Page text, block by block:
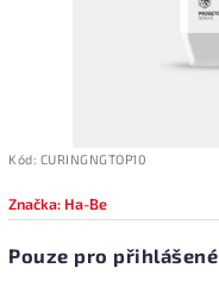
Kód: CURINGNGTOP10
Značka: Ha-Be
Pouze pro přihlášené